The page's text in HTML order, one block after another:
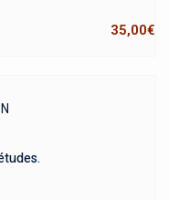
35,00€